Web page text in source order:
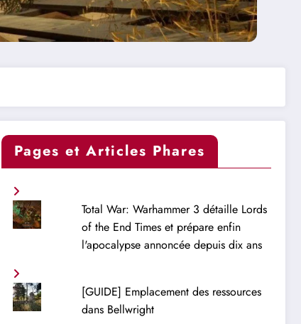
Pages et Articles Phares
Total War: Warhammer 3 détaille Lords
of the End Times et prépare enfin
l'apocalypse annoncée depuis dix ans
[GUIDE] Emplacement des ressources
dans Bellwright